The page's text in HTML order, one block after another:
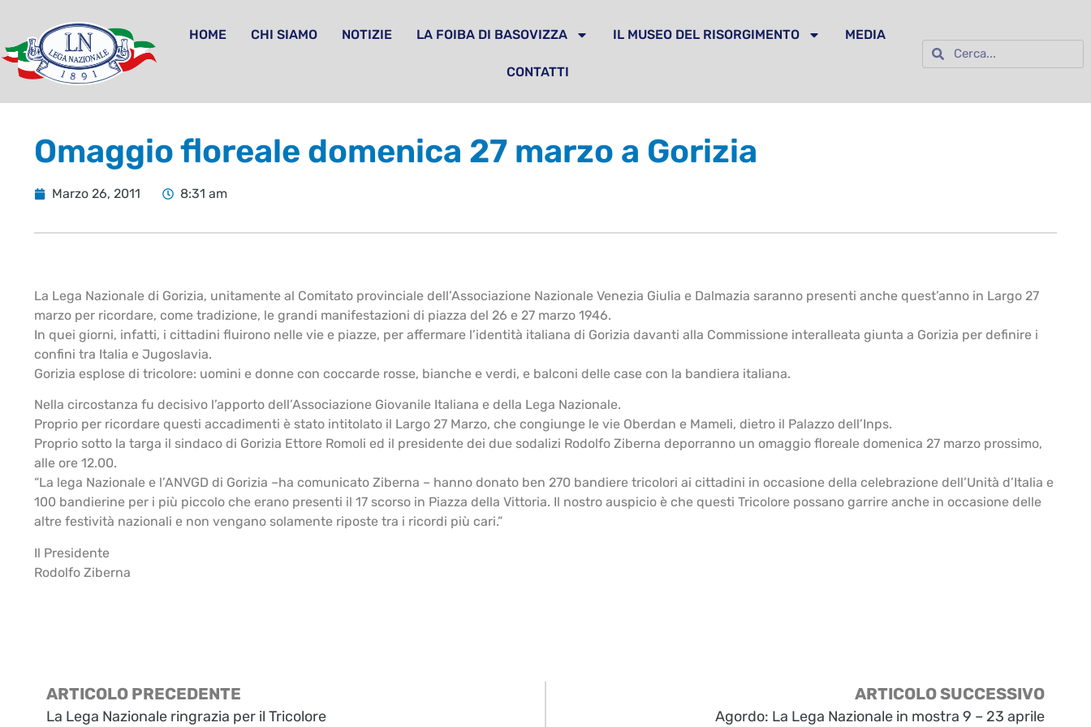
HOME CHI SIAMO NOTIZIE LA FOIBA DI BASOVIZZA IL MUSEO DEL RISORGIMENTO MEDIA
CONTATTI
Omaggio floreale domenica 27 marzo a Gorizia
Marzo 26, 2011 8:31 am
La Lega Nazionale di Gorizia, unitamente al Comitato provinciale dell’Associazione Nazionale Venezia Giulia e Dalmazia saranno presenti anche quest’anno in Largo 27
marzo per ricordare, come tradizione, le grandi manifestazioni di piazza del 26 e 27 marzo 1946.
In quei giorni, infatti, i cittadini fluirono nelle vie e piazze, per affermare l’identità italiana di Gorizia davanti alla Commissione interalleata giunta a Gorizia per definire i
confini tra Italia e Jugoslavia.
Gorizia esplose di tricolore: uomini e donne con coccarde rosse, bianche e verdi, e balconi delle case con la bandiera italiana.
Nella circostanza fu decisivo l’apporto dell’Associazione Giovanile Italiana e della Lega Nazionale.
Proprio per ricordare questi accadimenti è stato intitolato il Largo 27 Marzo, che congiunge le vie Oberdan e Mameli, dietro il Palazzo dell’Inps.
Proprio sotto la targa il sindaco di Gorizia Ettore Romoli ed il presidente dei due sodalizi Rodolfo Ziberna deporranno un omaggio floreale domenica 27 marzo prossimo,
alle ore 12.00.
“La lega Nazionale e l’ANVGD di Gorizia –ha comunicato Ziberna – hanno donato ben 270 bandiere tricolori ai cittadini in occasione della celebrazione dell’Unità d’Italia e
100 bandierine per i più piccolo che erano presenti il 17 scorso in Piazza della Vittoria. Il nostro auspicio è che questi Tricolore possano garrire anche in occasione delle
altre festività nazionali e non vengano solamente riposte tra i ricordi più cari.”
Il Presidente
Rodolfo Ziberna
ARTICOLO PRECEDENTE
La Lega Nazionale ringrazia per il Tricolore
ARTICOLO SUCCESSIVO
Agordo: La Lega Nazionale in mostra 9 – 23 aprile